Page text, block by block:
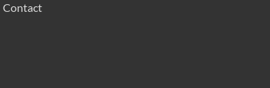
Contact